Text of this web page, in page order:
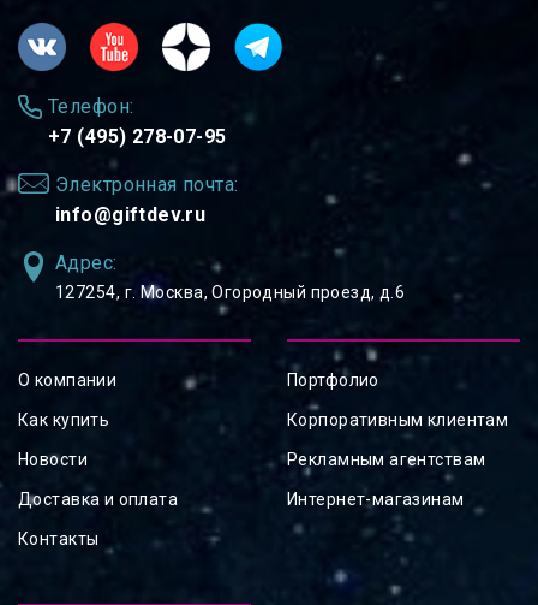
Телефон:
+7 (495) 278-07-95
Электронная почта:
info@giftdev.ru
Адрес:
127254, ⁠г. Москва, Огородный проезд, д.6
О компании
Как купить
Новости
Доставка и оплата
Контакты
Портфолио
Корпоративным клиентам
Рекламным агентствам
Интернет-магазинам